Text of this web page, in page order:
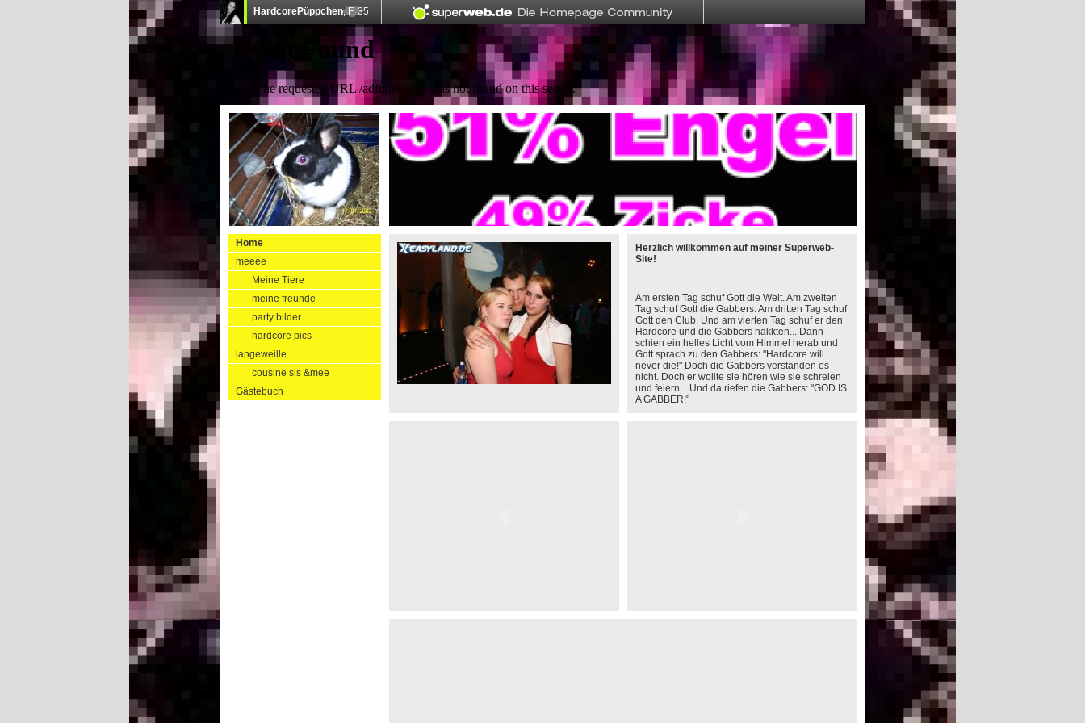
Home
meeee
Meine Tiere
meine freunde
party bilder
hardcore pics
langeweille
cousine sis &mee
Gästebuch
Herzlich willkommen auf meiner Superweb-
Site!
Am ersten Tag schuf Gott die Welt. Am zweiten
Tag schuf Gott die Gabbers. Am dritten Tag schuf
Gott den Club. Und am vierten Tag schuf er den
Hardcore und die Gabbers hakkten... Dann
schien ein helles Licht vom Himmel herab und
Gott sprach zu den Gabbers: "Hardcore will
never die!" Doch die Gabbers verstanden es
nicht. Doch er wollte sie hören wie sie schreien
und feiern... Und da riefen die Gabbers: "GOD IS
A GABBER!"